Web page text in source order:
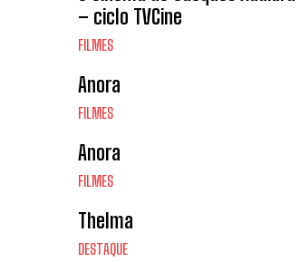
– ciclo TVCine
FILMES
Anora
FILMES
Anora
FILMES
Thelma
DESTAQUE